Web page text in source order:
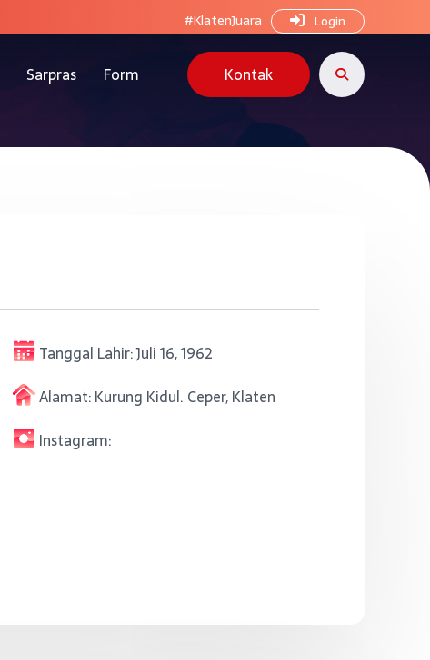
Login
#KlatenJuara
Sarpras Form Kontak
Tanggal Lahir:Juli 16, 1962
Alamat:Kurung Kidul. Ceper, Klaten
Instagram: